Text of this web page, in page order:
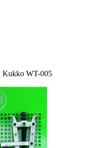
Kukko WT-005